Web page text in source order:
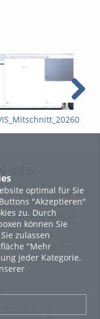
optimal für Sie
"Akzeptieren"
zu. Durch
können Sie
zulassen
"Mehr
jeder Kategorie.
Info
Conditions for the
this ViMP based
(including all sub-
Statement for this
Website incl.